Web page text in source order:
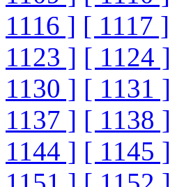
1116 ] [ 1117 ]
1123 ] [ 1124 ]
1130 ] [ 1131 ]
1137 ] [ 1138 ]
1144 ] [ 1145 ]